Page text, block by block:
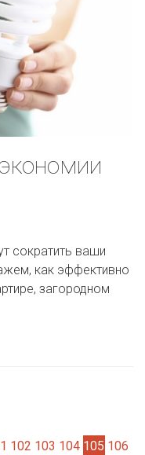
сократить ваши
как эффективно
загородном
102 103 104 105 106